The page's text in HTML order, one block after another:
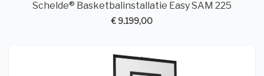
Schelde® Basketbalinstallatie Easy SAM 225
€ 9.199,00